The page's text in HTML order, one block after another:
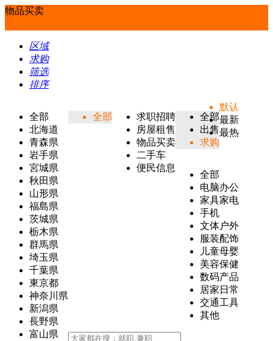
物品买卖
区域
求购
筛选
排序
全部
北海道
青森県
岩手県
宮城県
秋田県
山形県
福島県
茨城県
栃木県
群馬県
埼玉県
千葉県
東京都
神奈川県
新潟県
長野県
富山県
全部
求职招聘
房屋租售
物品买卖
二手车
便民信息
全部
出售
求购
全部
电脑办公
家具家电
手机
文体户外
服装配饰
儿童母婴
美容保健
数码产品
居家日常
交通工具
其他
默认
最新
最热